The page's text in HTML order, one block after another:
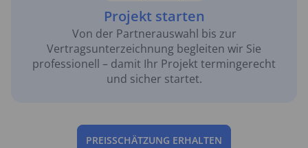
Projekt starten
Von der Partnerauswahl bis zur
Vertragsunterzeichnung begleiten wir Sie
professionell – damit Ihr Projekt termingerecht
und sicher startet.
PREISSCHÄTZUNG ERHALTEN